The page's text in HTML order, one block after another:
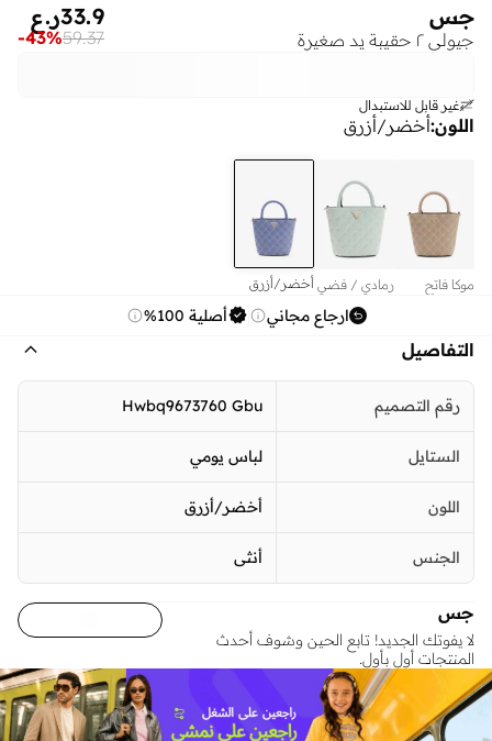
جس
جيولي ٢ حقيبة يد صغيرة
ر.ع33.9
59.37
-43%
غير قابل للاستبدال
اللون:أخضر/أزرق
موكا فاتح
رمادي / فضي أخضر/أزرق
ارجاع مجاني أصلية 100%
التفاصيل
رقم التصميم Hwbq9673760 Gbu
الستايل لباس يومي
اللون أخضر/أزرق
الجنس أنثى
جس
لا يفوتك الجديد! تابع الحين وشوف أحدث
المنتجات أول بأول.